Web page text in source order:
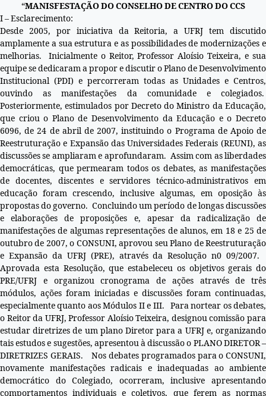
“MANISFESTAÇÃO DO CONSELHO DE CENTRO DO CCS
I – Esclarecimento:
Desde 2005, por iniciativa da Reitoria, a UFRJ tem discutido
amplamente a sua estrutura e as possibilidades de modernizações e
melhorias. Inicialmente o Reitor, Professor Aloísio Teixeira, e sua
equipe se dedicaram a propor e discutir o Plano de Desenvolvimento
Institucional (PDI) e percorreram todas as Unidades e Centros,
ouvindo as manifestações da comunidade e colegiados.
Posteriormente, estimulados por Decreto do Ministro da Educação,
que criou o Plano de Desenvolvimento da Educação e o Decreto
6096, de 24 de abril de 2007, instituindo o Programa de Apoio de
Reestruturação e Expansão das Universidades Federais (REUNI), as
discussões se ampliaram e aprofundaram. Assim com as liberdades
democráticas, que permearam todos os debates, as manifestações
de docentes, discentes e servidores técnico-administrativos em
educação foram crescendo, inclusive algumas, em oposição às
propostas do governo. Concluindo um período de longas discussões
e elaborações de proposições e, apesar da radicalização de
manifestações de algumas representações de alunos, em 18 e 25 de
outubro de 2007, o CONSUNI, aprovou seu Plano de Reestruturação
e Expansão da UFRJ (PRE), através da Resolução n0 09/2007.
Aprovada esta Resolução, que estabeleceu os objetivos gerais do
PRE/UFRJ e organizou cronograma de ações através de três
módulos, ações foram iniciadas e discussões foram continuadas,
especialmente quanto aos Módulos II e III. Para nortear os debates,
o Reitor da UFRJ, Professor Aloísio Teixeira, designou comissão para
estudar diretrizes de um plano Diretor para a UFRJ e, organizando
tais estudos e sugestões, apresentou à discussão o PLANO DIRETOR –
DIRETRIZES GERAIS. Nos debates programados para o CONSUNI,
novamente manifestações radicais e inadequadas ao ambiente
democrático do Colegiado, ocorreram, inclusive apresentando
comportamentos individuais e coletivos, que ferem as normas